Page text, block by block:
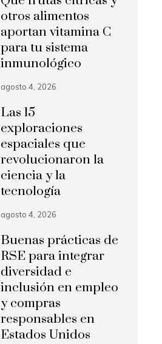
otros alimentos
aportan vitamina C
para tu sistema
inmunológico
agosto 4, 2026
Las 15
exploraciones
espaciales que
revolucionaron la
ciencia y la
tecnología
agosto 4, 2026
Buenas prácticas de
RSE para integrar
diversidad e
inclusión en empleo
y compras
responsables en
Estados Unidos